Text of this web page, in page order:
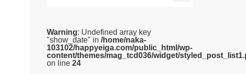
Warning: Undefined array key
"show_date" in /home/naka-
103102/happyeiga.com/public_html/wp-
content/themes/mag_tcd036/widget/
on line 24